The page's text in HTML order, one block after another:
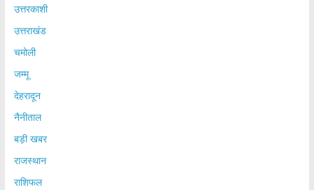
उत्तरकाशी
उत्तराखंड
चमोली
जम्मू
देहरादून
नैनीताल
बड़ी खबर
राजस्थान
राशिफल